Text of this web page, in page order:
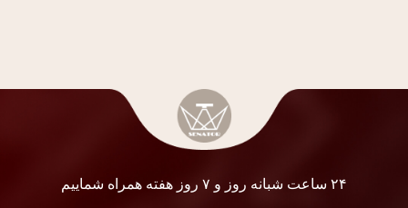
۲۴ ساعت شبانه روز و ۷ روز هفته همراه شماییم